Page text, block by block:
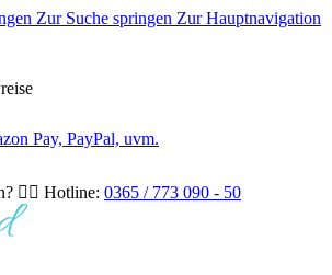
Zur Suche springen Zur Hauptnavigation
Pay, PayPal, uvm.
👉🏻 Hotline: 0365 / 773 090 - 50